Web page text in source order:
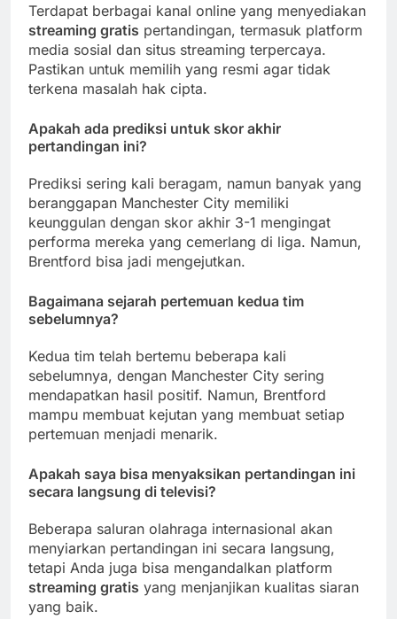
Terdapat berbagai kanal online yang menyediakan
streaming gratis pertandingan, termasuk platform
media sosial dan situs streaming terpercaya.
Pastikan untuk memilih yang resmi agar tidak
terkena masalah hak cipta.
Apakah ada prediksi untuk skor akhir
pertandingan ini?
Prediksi sering kali beragam, namun banyak yang
beranggapan Manchester City memiliki
keunggulan dengan skor akhir 3-1 mengingat
performa mereka yang cemerlang di liga. Namun,
Brentford bisa jadi mengejutkan.
Bagaimana sejarah pertemuan kedua tim
sebelumnya?
Kedua tim telah bertemu beberapa kali
sebelumnya, dengan Manchester City sering
mendapatkan hasil positif. Namun, Brentford
mampu membuat kejutan yang membuat setiap
pertemuan menjadi menarik.
Apakah saya bisa menyaksikan pertandingan ini
secara langsung di televisi?
Beberapa saluran olahraga internasional akan
menyiarkan pertandingan ini secara langsung,
tetapi Anda juga bisa mengandalkan platform
streaming gratis yang menjanjikan kualitas siaran
yang baik.